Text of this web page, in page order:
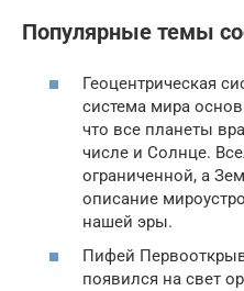
Популярные темы
Геоцентрическая
система мира
что все планеты
числе и Солнце.
ограниченной, а
описание
нашей эры.
Пифей
появился на свет